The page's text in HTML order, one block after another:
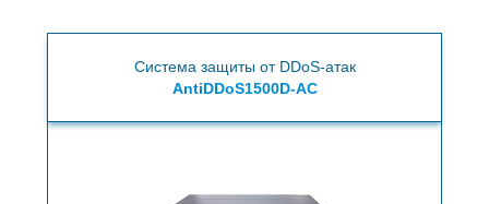
Система защиты от DDoS-атак
AntiDDoS1500D-AC